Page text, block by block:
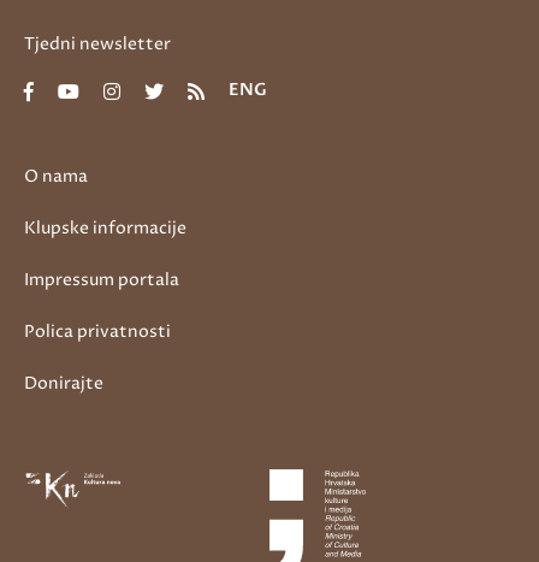
O nama
Klupske informacije
Impressum portala
Polica privatnosti
Donirajte
Tjedni newsletter
ENG